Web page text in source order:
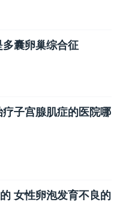
囊卵巢综合征
子宫腺肌症的医院哪
女性卵泡发育不良的